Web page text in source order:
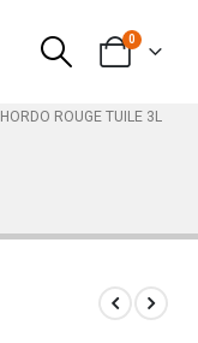
0
HORDO ROUGE TUILE 3L